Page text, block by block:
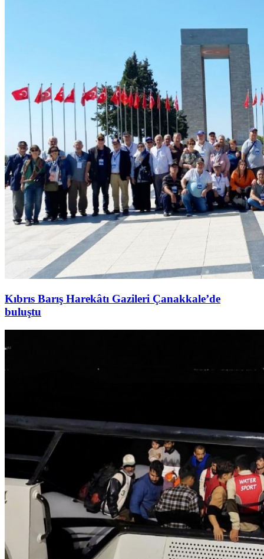
Kıbrıs Barış Harekâtı Gazileri Çanakkale’de
buluştu